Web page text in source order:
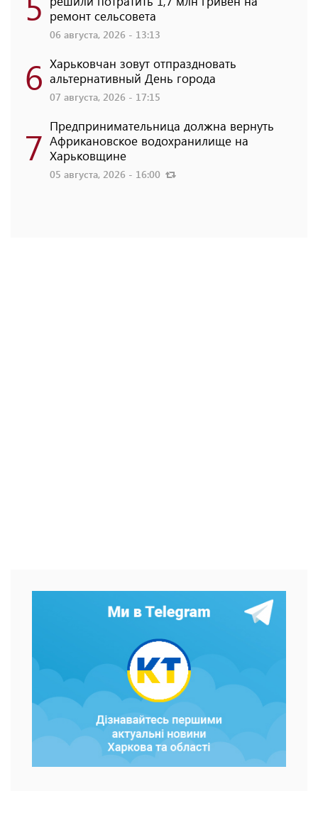
ремонт сельсовета
06 августа, 2026 - 13:13
6 Харьковчан зовут отпраздновать
альтернативный День города
07 августа, 2026 - 17:15
7 Предпринимательница должна вернуть
Африкановское водохранилище на
Харьковщине
05 августа, 2026 - 16:00